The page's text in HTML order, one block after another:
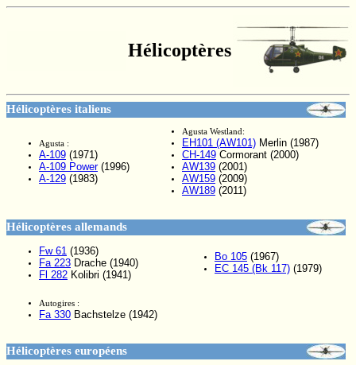
Hélicoptères
Hélicoptères italiens
Agusta :
A-109 (1971)
A-109 Power(1996)
A-129 (1983)
Agusta Westland:
EH101 (AW101) Merlin (1987)
CH-149 Cormorant (2000)
AW139 (2001)
AW159 (2009)
AW189 (2011)
Hélicoptères allemands
Fw 61 (1936)
Fa 223 Drache (1940)
Fl 282 Kolibri (1941)
Bo 105 (1967)
EC 145 (Bk 117) (1979)
Autogires :
Fa 330 Bachstelze (1942)
Hélicoptères européens